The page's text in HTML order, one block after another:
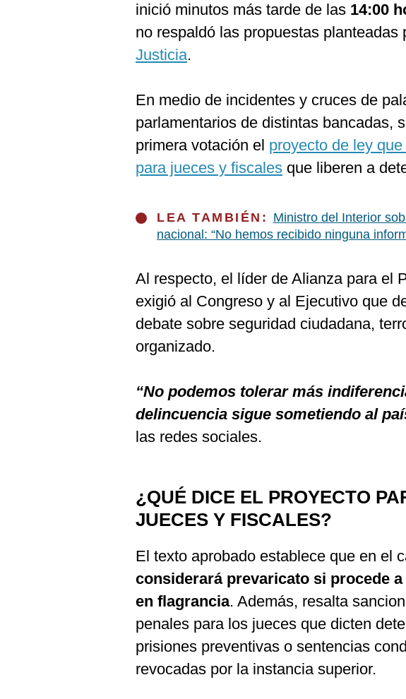
inició minutos más tarde de las 14:00
no respaldó las propuestas planteadas
Justicia.
En medio de incidentes y cruces de
parlamentarios de distintas bancadas,
primera votación el proyecto de ley
para jueces y fiscales que liberen a
LEA TAMBIÉN: Ministro del Interior
nacional: “No hemos recibido ninguna
Al respecto, el líder de Alianza para el
exigió al Congreso y al Ejecutivo que
debate sobre seguridad ciudadana,
organizado.
“No podemos tolerar más
delincuencia sigue sometiendo al
las redes sociales.
¿QUÉ DICE EL PROYECTO
JUECES Y FISCALES?
El texto aprobado establece que en el
considerará prevaricato si procede
en flagrancia. Además, resalta
penales para los jueces que dicten
prisiones preventivas o sentencias
revocadas por la instancia superior.